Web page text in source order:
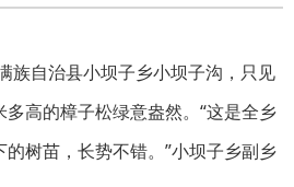
族自治县小坝子乡小坝子沟，只见
高的樟子松绿意盎然。“这是全乡
树苗，长势不错。”小坝子乡副乡